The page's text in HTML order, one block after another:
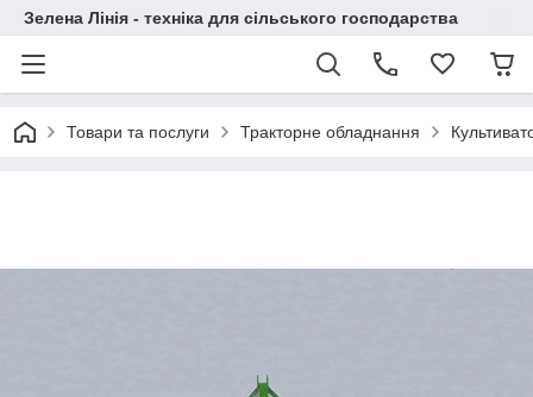
Зелена Лінія - техніка для сільського господарства
Товари та послуги Тракторне обладнання